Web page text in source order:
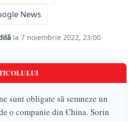
News
la 7 noiembrie 2022, 23:00
sunt obligate să semneze un
o companie din China. Sorin